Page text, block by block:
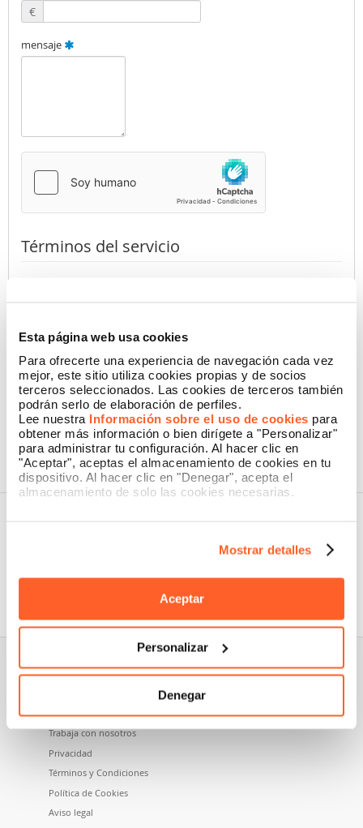
Esta página web usa cookies
Para ofrecerte una experiencia de navegación cada vez
mejor, este sitio utiliza cookies propias y de socios
terceros seleccionados. Las cookies de terceros también
podrán serlo de elaboración de perfiles.
Lee nuestra Información sobre el uso de cookies para
obtener más información o bien dirígete a "Personalizar"
para administrar tu configuración. Al hacer clic en
"Aceptar", aceptas el almacenamiento de cookies en tu
dispositivo. Al hacer clic en "Denegar", acepta el
almacenamiento de solo las cookies necesarias.
Mostrar detalles
Aceptar
Personalizar
Denegar
€
mensaje
Términos del servicio
CONFIRMAR
Nidoma es una marca perteneciente a Namecase GmbH,
empresa del grupo Aruba SpA.
Quiénes somos
Trabaja con nosotros
Privacidad
Términos y Condiciones
Política de Cookies
Aviso legal